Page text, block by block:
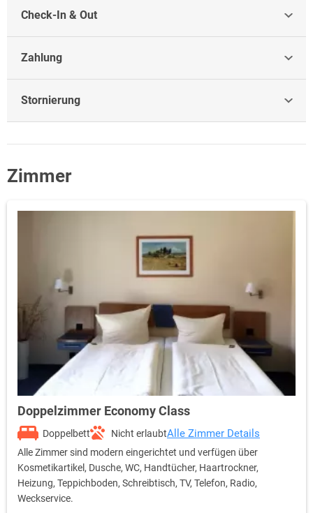
Check-In & Out
Zahlung
Stornierung
Zimmer
Doppelzimmer Economy Class
Doppelbett Nicht erlaubtAlle Zimmer Details
Alle Zimmer sind modern eingerichtet und verfügen über
Kosmetikartikel, Dusche, WC, Handtücher, Haartrockner,
Heizung, Teppichboden, Schreibtisch, TV, Telefon, Radio,
Weckservice.